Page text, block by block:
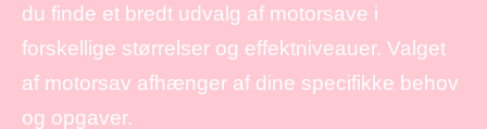
du finde et bredt udvalg af motorsave i
forskellige størrelser og effektniveauer. Valget
af motorsav afhænger af dine specifikke behov
og opgaver.